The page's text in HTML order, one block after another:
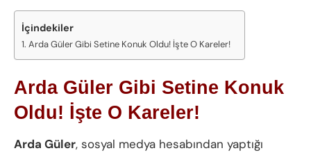
İçindekiler
Arda Güler Gibi Setine Konuk Oldu! İşte O Kareler!
Arda Güler Gibi Setine Konuk
Oldu! İşte O Kareler!
Arda Güler, sosyal medya hesabından yaptığı